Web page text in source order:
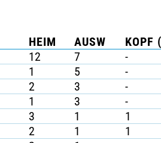
HEIM AUSW
KOPF
12 7
-
1 5
-
2 3
-
1 3
-
3 1
1
2 1
1